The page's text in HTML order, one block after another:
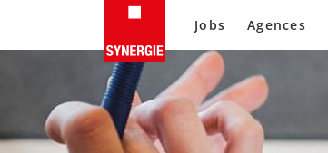
Jobs Agences